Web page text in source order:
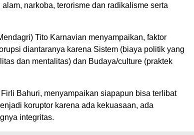
narkoba, terorisme dan radikalisme serta
Tito Karnavian menyampaikan, faktor
diantaranya karena Sistem (biaya politik yang
dan mentalitas) dan Budaya/culture (praktek
Bahuri, menyampaikan siapapun bisa terlibat
koruptor karena ada kekuasaan, ada
integritas.